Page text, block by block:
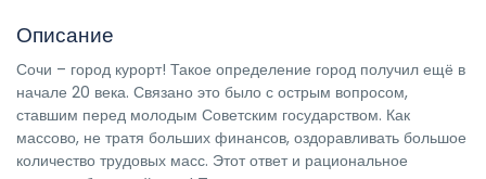
Описание
Сочи – город курорт! Такое определение город получил ещё в
начале 20 века. Связано это было с острым вопросом,
ставшим перед молодым Советским государством. Как
массово, не тратя больших финансов, оздоравливать большое
количество трудовых масс. Этот ответ и рациональное